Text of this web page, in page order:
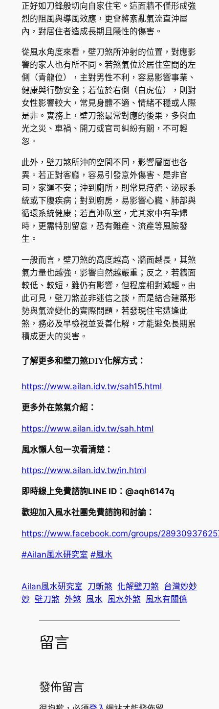
正好如刀鋒般切向自家住宅。這面牆不僅形成強
烈的阻風與導風效應，更會將紊亂氣流直沖屋
內，對居住者造成長期且隱性的傷害。
從風水角度來看，壁刀煞所沖射的位置，對應影
響的家人也有所不同。若煞氣位於居住空間的左
側（青龍位），主對男性不利，容易影響事業、
健康與行動安全；若位於右側（白虎位），則對
女性影響較大，常見身體不適、情緒不穩或人際
是非。實務上，壁刀煞最常對應的後果，多與血
光之災、車禍、開刀或官司糾紛有關，不可輕
忽。
此外，壁刀煞所沖的空間不同，影響層面也各
異。若正對客廳，容易引發意外傷害、是非官
司，家運不安；沖到廁所，則常見痔瘡、泌尿系
統或下腹疾病；對到廚房，易影響心臟、肺部與
循環系統健康；若直沖臥室，尤其家中有孕婦
時，更需特別留意，恐有難產、流產等風險發
生。
一般而言，壁刀煞的高度越高、牆面越長，其煞
氣力量也越強，影響自然越嚴重；反之，若牆面
較低、較短，雖仍有影響，但程度相對減輕。由
此可見，壁刀煞並非迷信之談，而是結合建築形
勢與氣流變化的實際問題，若發現住宅遭逢此
煞，務必及早檢視並妥善化解，才能避免長期累
積成更大的災害。
了解更多和壁刀煞DIY化解方式：
https://www.ailan.idv.tw/sah15.html
更多外在煞氣介紹：
https://www.ailan.idv.tw/sah.html
風水懶人包一次看清楚：
https://www.ailan.idv.tw/in.html
即時線上免費諮詢LINE ID：@aqh6147q
歡迎加入風水社團免費諮詢和討論：
https://www.facebook.com/groups/
#Ailan風水研究室 #風水
Ailan風水研究室 刀斬煞 化解壁刀煞 台灣妙妙
妙 壁刀煞 外煞 風水 風水外煞 風水有關係
留言
發佈留言